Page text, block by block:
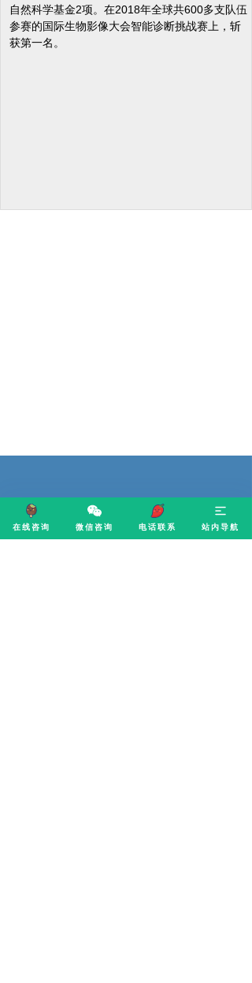
自然科学基金2项。在2018年全球共600多支队伍
参赛的国际生物影像大会智能诊断挑战赛上，斩
获第一名。
在线咨询 微信咨询 电话联系 站内导航